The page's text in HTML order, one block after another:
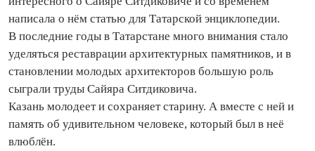
написала о нём статью для Татарской энциклопедии.
В последние годы в Татарстане много внимания стало
уделяться реставрации архитектурных памятников, и в
становлении молодых архитекторов большую роль
сыграли труды Сайяра Ситдиковича.
Казань молодеет и сохраняет старину. А вместе с ней и
память об удивительном человеке, который был в неё
влюблён.